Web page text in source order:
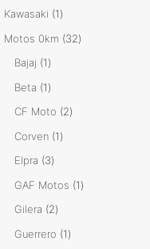
producto
Kawasaki 11
producto
Motos 0km 3232
Bajaj 11
producto
Beta 11
producto
CF Moto 22
Corven 11
Elpra 33
productos
GAF Motos 11
Gilera 22
productos
Guerrero 11